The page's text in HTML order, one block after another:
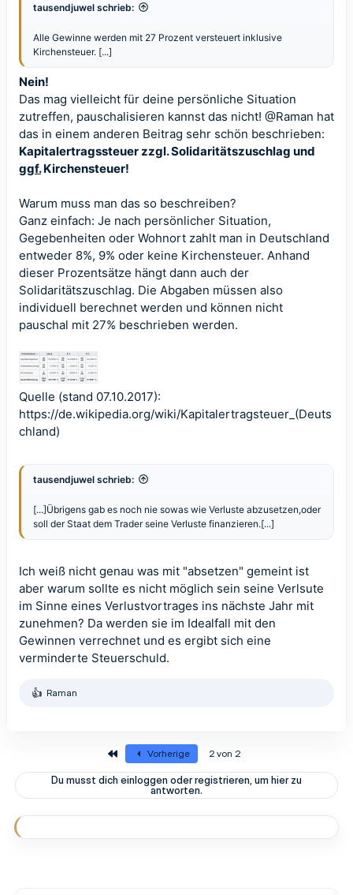
tausendjuwel schrieb:
Alle Gewinne werden mit 27 Prozent versteuert inklusive
Kirchensteuer. [...]
Nein!
Das mag vielleicht für deine persönliche Situation
zutreffen, pauschalisieren kannst das nicht! @Raman hat
das in einem anderen Beitrag sehr schön beschrieben:
Kapitalertragssteuer zzgl. Solidaritätszuschlag und
ggf.Kirchensteuer!
Warum muss man das so beschreiben?
Ganz einfach: Je nach persönlicher Situation,
Gegebenheiten oder Wohnort zahlt man in Deutschland
entweder 8%, 9% oder keine Kirchensteuer. Anhand
dieser Prozentsätze hängt dann auch der
Solidaritätszuschlag. Die Abgaben müssen also
individuell berechnet werden und können nicht
pauschal mit 27% beschrieben werden.
Quelle (stand 07.10.2017):
https://de.wikipedia.org/wiki/Kapitalertragsteuer_(Deuts
chland)
tausendjuwel schrieb:
[...]Übrigens gab es noch nie sowas wie Verluste abzusetzen,oder
soll der Staat dem Trader seine Verluste finanzieren.[...]
Ich weiß nicht genau was mit "absetzen" gemeint ist
aber warum sollte es nicht möglich sein seine Verlsute
im Sinne eines Verlustvortrages ins nächste Jahr mit
zunehmen? Da werden sie im Idealfall mit den
Gewinnen verrechnet und es ergibt sich eine
verminderte Steuerschuld.
R
o
e
Raman
Erste Vorherige 2 von 2
Du musst dich einloggen oder registrieren, um hier zu
antworten.